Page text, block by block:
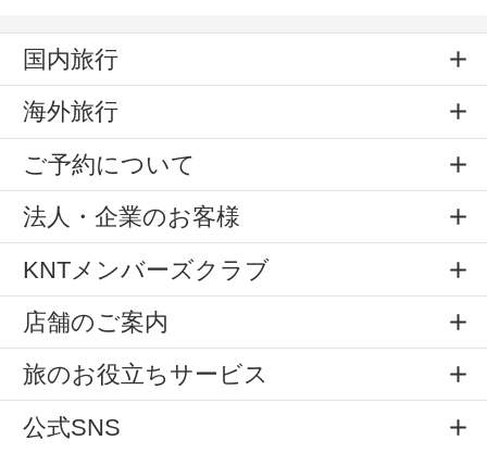
国内旅行
海外旅行
ご予約について
法人・企業のお客様
KNTメンバーズクラブ
店舗のご案内
旅のお役立ちサービス
公式SNS